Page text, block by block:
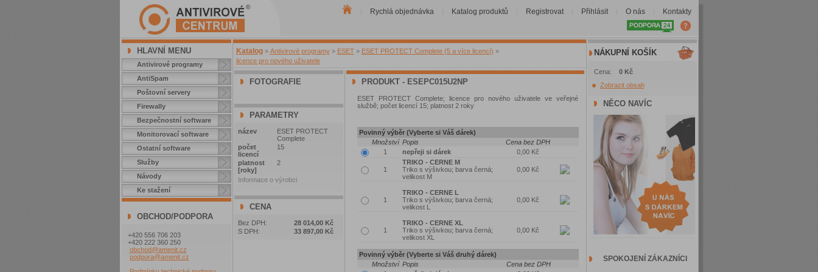
Rychlá objednávka Katalog produktů Registrovat Přihlásit O nás Kontakty
HLAVNÍ MENU
Antivirové programy
AntiSpam
Poštovní servery
Firewally
Bezpečnostní software
Monitorovací software
Ostatní software
Služby
Návody
Ke stažení
OBCHOD/PODPORA
+420 556 706 203
+420 222 360 250
obchod@amenit.cz
podpora@amenit.cz
Katalog » Antivirové programy » ESET » ESET PROTECT Complete (5 a více licencí) »
licence pro nového uživatele
FOTOGRAFIE
PARAMETRY
název
ESET PROTECT
Complete
počet
licencí
15
platnost
[roky]
2
Informace o výrobci
CENA
Bez DPH:
28 014,00 Kč
S DPH:
33 897,00 Kč
PRODUKT - ESEPC015U2NP
ESET PROTECT Complete; licence pro nového uživatele ve veřejné
službě; počet licencí 15; platnost 2 roky
Povinný výběr (Vyberte si Váš dárek)
Množství Popis
Cena bez DPH
nepřeji si dárek
0,00 Kč
TRIKO - CERNE M
Triko s výšivkou; barva černá;
velikost M
0,00 Kč
TRIKO - CERNE L
Triko s výšivkou; barva černá;
velikost L
0,00 Kč
TRIKO - CERNE XL
Triko s výšivkou; barva černá;
velikost XL
0,00 Kč
Povinný výběr (Vyberte si Váš druhý dárek)
Množství Popis
Cena bez DPH
NÁKUPNÍ KOŠÍK
Cena: 0 Kč
Zobrazit obsah
NĚCO NAVÍC
SPOKOJENÍ ZÁKAZNÍCI